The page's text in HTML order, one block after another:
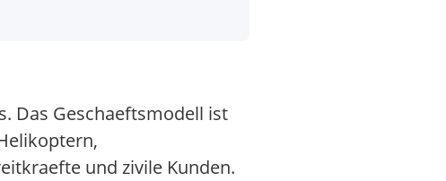
Das Geschaeftsmodell ist
und zivile Kunden.